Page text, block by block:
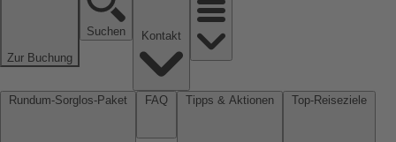
Zur Buchung
Suchen